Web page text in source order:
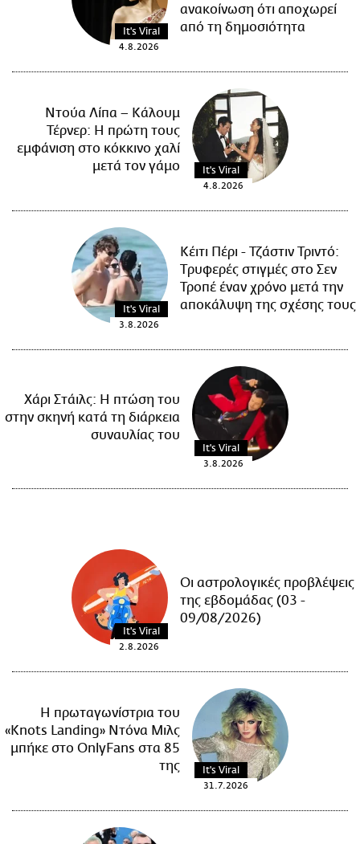
ανακοίνωση ότι αποχωρεί
από τη δημοσιότητα
It's Viral
4.8.2026
Ντούα Λίπα – Κάλουμ
Τέρνερ: Η πρώτη τους
εμφάνιση στο κόκκινο χαλί
μετά τον γάμο
It's Viral
4.8.2026
Κέιτι Πέρι - Τζάστιν Τριντό:
Tρυφερές στιγμές στο Σεν
Τροπέ έναν χρόνο μετά την
αποκάλυψη της σχέσης τους
It's Viral
3.8.2026
Χάρι Στάιλς: Η πτώση του
στην σκηνή κατά τη διάρκεια
συναυλίας του
It's Viral
3.8.2026
Οι αστρολογικές προβλέψεις
της εβδομάδας (03 -
09/08/2026)
It's Viral
2.8.2026
Η πρωταγωνίστρια του
«Knots Landing» Ντόνα Μιλς
μπήκε στο OnlyFans στα 85
της
It's Viral
31.7.2026